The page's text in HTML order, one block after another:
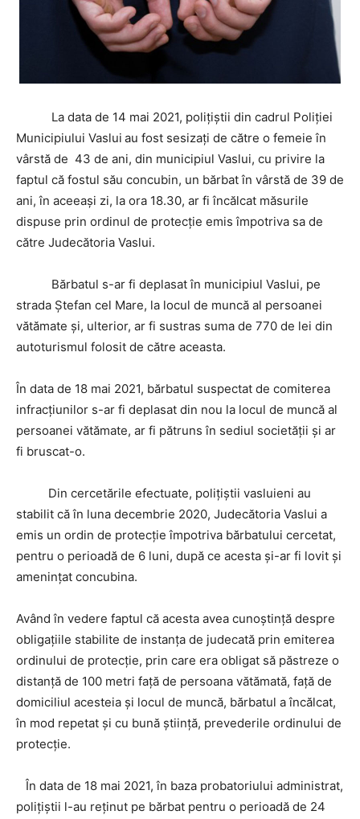
La data de 14 mai 2021, polițiștii din cadrul Poliției
Municipiului Vaslui au fost sesizați de către o femeie în
vârstă de 43 de ani, din municipiul Vaslui, cu privire la
faptul că fostul său concubin, un bărbat în vârstă de 39 de
ani, în aceeași zi, la ora 18.30, ar fi încălcat măsurile
dispuse prin ordinul de protecție emis împotriva sa de
către Judecătoria Vaslui.
Bărbatul s-ar fi deplasat în municipiul Vaslui, pe
strada Ștefan cel Mare, la locul de muncă al persoanei
vătămate și, ulterior, ar fi sustras suma de 770 de lei din
autoturismul folosit de către aceasta.
În data de 18 mai 2021, bărbatul suspectat de comiterea
infracțiunilor s-ar fi deplasat din nou la locul de muncă al
persoanei vătămate, ar fi pătruns în sediul societății și ar
fi bruscat-o.
Din cercetările efectuate, poliţiştii vasluieni au
stabilit că în luna decembrie 2020, Judecătoria Vaslui a
emis un ordin de protecție împotriva bărbatului cercetat,
pentru o perioadă de 6 luni, după ce acesta și-ar fi lovit și
amenințat concubina.
Având în vedere faptul că acesta avea cunoştinţă despre
obligaţiile stabilite de instanța de judecată prin emiterea
ordinului de protecție, prin care era obligat să păstreze o
distanţă de 100 metri faţă de persoana vătămată, față de
domiciliul acesteia și locul de muncă, bărbatul a încălcat,
în mod repetat și cu bună ştiinţă, prevederile ordinului de
protecţie.
În data de 18 mai 2021, în baza probatoriului administrat,
polițiștii l-au reținut pe bărbat pentru o perioadă de 24